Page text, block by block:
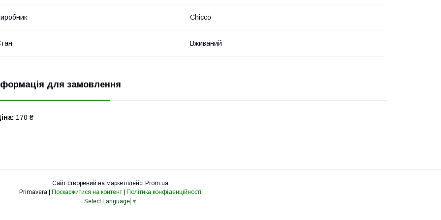
Chicco
Вживаний
для замовлення
170 ₴
Сайт створений на маркетплейсі Prom.ua
Primavera | Поскаржитися на контент | Політика конфіденційності
Select Language ▼